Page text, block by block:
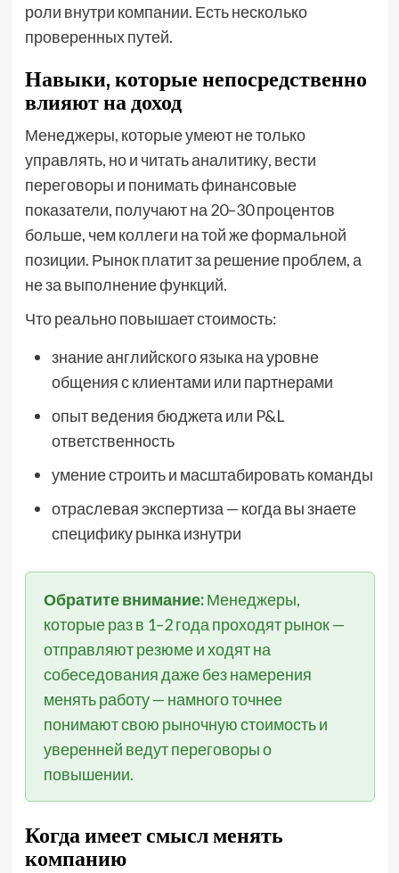
роли внутри компании. Есть несколько
проверенных путей.
Навыки, которые непосредственно
влияют на доход
Менеджеры, которые умеют не только
управлять, но и читать аналитику, вести
переговоры и понимать финансовые
показатели, получают на 20–30 процентов
больше, чем коллеги на той же формальной
позиции. Рынок платит за решение проблем, а
не за выполнение функций.
Что реально повышает стоимость:
знание английского языка на уровне
общения с клиентами или партнерами
опыт ведения бюджета или P&L
ответственность
умение строить и масштабировать команды
отраслевая экспертиза — когда вы знаете
специфику рынка изнутри
Обратите внимание:Менеджеры,
которые раз в 1–2 года проходят рынок —
отправляют резюме и ходят на
собеседования даже без намерения
менять работу — намного точнее
понимают свою рыночную стоимость и
уверенней ведут переговоры о
повышении.
Когда имеет смысл менять
компанию